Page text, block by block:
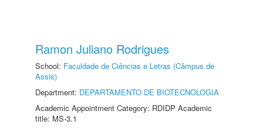
Ramon Juliano Rodrigues
School: Faculdade de Ciências e Letras (Câmpus de
Assis)
Department: DEPARTAMENTO DE BIOTECNOLOGIA
Academic Appointment Category: RDIDP Academic
title: MS-3.1